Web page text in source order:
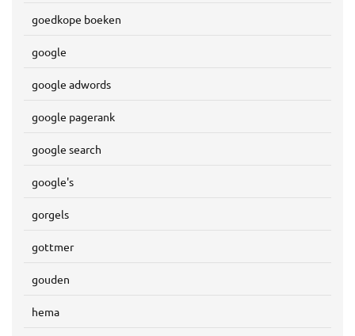
goedkope boeken
google
google adwords
google pagerank
google search
google's
gorgels
gottmer
gouden
hema